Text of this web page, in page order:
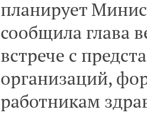
планирует
сообщила глава
встрече с
организаций,
работникам